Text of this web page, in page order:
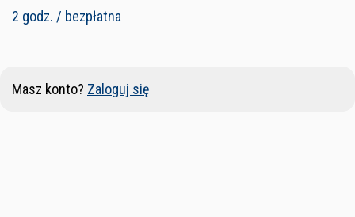
2 godz. / bezpłatna
Masz konto? Zaloguj się